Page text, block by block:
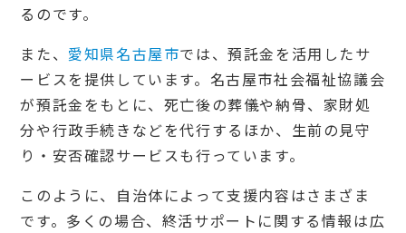
るのです。
また、 愛知県名古屋市では、預託金を活用したサ
ービスを提供しています。名古屋市社会福祉協議会
が預託金をもとに、死亡後の葬儀や納骨、家財処
分や行政手続きなどを代行するほか、生前の見守
り・安否確認サービスも行っています。
このように、自治体によって支援内容はさまざま
です。多くの場合、終活サポートに関する情報は広